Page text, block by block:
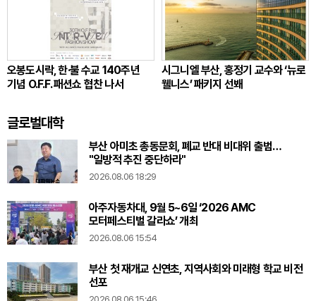
오봉도시락, 한·불 수교 140주년
기념 O.F.F. 패션쇼 협찬 나서
시그니엘 부산, 홍정기 교수와 ‘뉴로
웰니스’ 패키지 선봬
글로벌대학
부산 아미초 총동문회, 폐교 반대 비대위 출범…
"일방적 추진 중단하라"
2026.08.06 18:29
아주자동차대, 9월 5~6일 ‘2026 AMC
모터페스티벌 갈라쇼’ 개최
2026.08.06 15:54
부산 첫 재개교 신연초, 지역사회와 미래형 학교 비전
선포